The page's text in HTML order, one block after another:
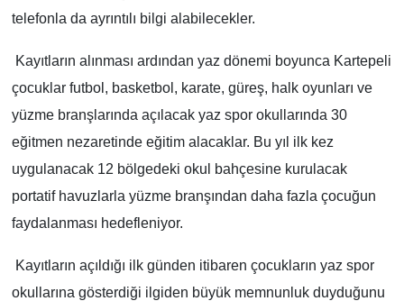
telefonla da ayrıntılı bilgi alabilecekler.
Kayıtların alınması ardından yaz dönemi boyunca Kartepeli
çocuklar futbol, basketbol, karate, güreş, halk oyunları ve
yüzme branşlarında açılacak yaz spor okullarında 30
eğitmen nezaretinde eğitim alacaklar. Bu yıl ilk kez
uygulanacak 12 bölgedeki okul bahçesine kurulacak
portatif havuzlarla yüzme branşından daha fazla çocuğun
faydalanması hedefleniyor.
Kayıtların açıldığı ilk günden itibaren çocukların yaz spor
okullarına gösterdiği ilgiden büyük memnunluk duyduğunu